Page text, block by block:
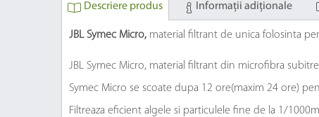
Descriere produs Informaţii adiţionale
JBL Symec Micro, material filtrant de unica folosinta
JBL Symec Micro, material filtrant din microfibra
Symec Micro se scoate dupa 12 ore(maxim 24 ore)
Filtreaza eficient algele si particulele fine de la 1/